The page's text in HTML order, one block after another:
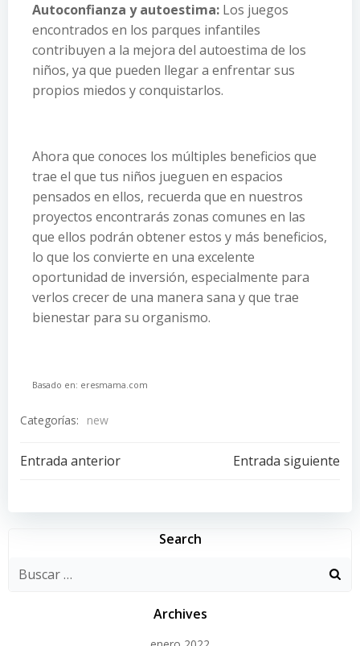
Autoconfianza y autoestima: Los juegos
encontrados en los parques infantiles
contribuyen a la mejora del autoestima de los
niños, ya que pueden llegar a enfrentar sus
propios miedos y conquistarlos.
Ahora que conoces los múltiples beneficios que
trae el que tus niños jueguen en espacios
pensados en ellos, recuerda que en nuestros
proyectos encontrarás zonas comunes en las
que ellos podrán obtener estos y más beneficios,
lo que los convierte en una excelente
oportunidad de inversión, especialmente para
verlos crecer de una manera sana y que trae
bienestar para su organismo.
Basado en: eresmama.com
Categorías: new
Navegación
de
Entrada anterior
Navegación
de
entradas
Entrada siguiente
Search
Archives